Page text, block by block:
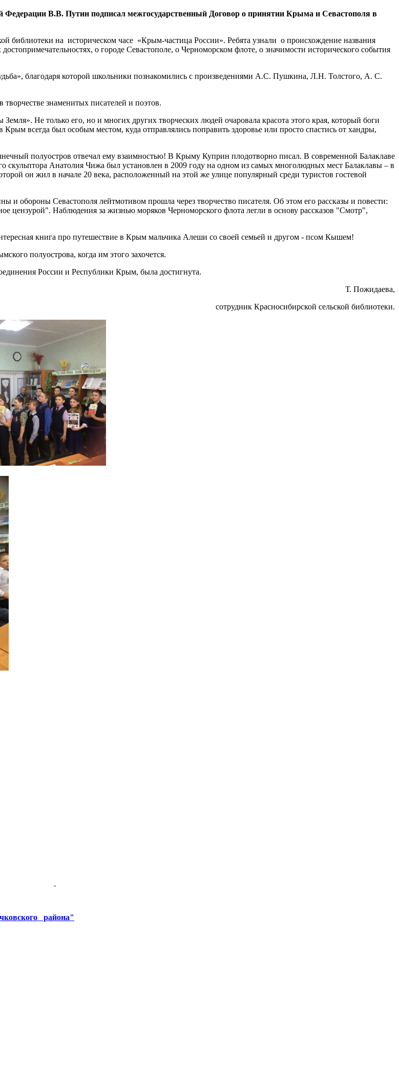
Федерации В.В. Путин подписал межгосударственный Договор о принятии Крыма и Севастополя в
библиотеки на историческом часе «Крым-частица России». Ребята узнали о происхождение названия
о городе Севастополе, о Черноморском флоте, о значимости исторического события
благодаря которой школьники познакомились с произведениями А.С. Пушкина, Л.Н. Толстого, А. С.
знаменитых писателей и поэтов.
Не только его, но и многих других творческих людей очаровала красота этого края, который боги
всегда был особым местом, куда отправлялись поправить здоровье или просто спастись от хандры,
полуостров отвечал ему взаимностью! В Крыму Куприн плодотворно писал. В современной Балаклаве
скульптора Анатолия Чижа был установлен в 2009 году на одном из самых многолюдных мест Балаклавы – в
он жил в начале 20 века, расположенный на этой же улице популярный среди туристов гостевой
обороны Севастополя лейтмотивом прошла через творчество писателя. Об этом его рассказы и повести:
Наблюдения за жизнью моряков Черноморского флота легли в основу рассказов "Смотр",
книга про путешествие в Крым мальчика Алеши со своей семьей и другом - псом Кышем!
полуострова, когда им этого захочется.
России и Республики Крым, была достигнута.
Т. Пожидаева,
сотрудник Красносибирской сельской библиотеки.
района"